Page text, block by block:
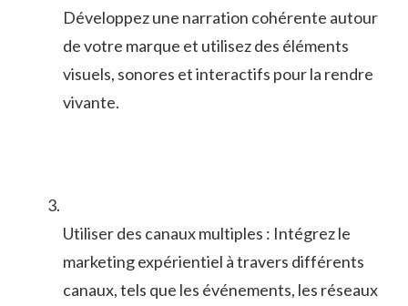
Développez une ⁢narration cohérente⁢ autour
de votre marque et utilisez des éléments
visuels, sonores et interactifs pour la rendre⁢
vivante.
Utiliser‍ des canaux multiples : Intégrez ⁣le
marketing expérientiel à travers⁢ différents
canaux, tels ‌que les événements, les réseaux